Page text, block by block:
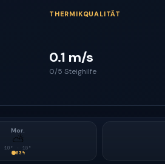
THERMIKQUALITÄT
0.1 m/s
0/5 Steighilfe
Mor.
⛅
10° · 19°
63%